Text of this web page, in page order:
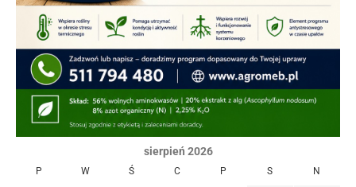
sierpień 2026
P W Ś C P S N